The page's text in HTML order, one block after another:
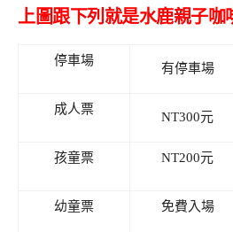
上圖跟下列就是水鹿親子咖
停車場
有停車場
成人票
NT300元
孩童票 NT200元
幼童票 免費入場